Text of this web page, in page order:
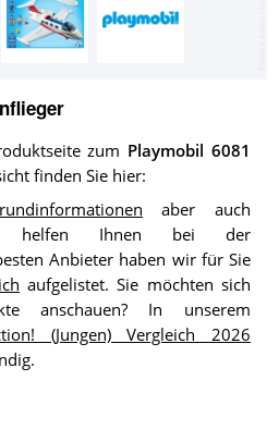
zum Playmobil 6081
finden Sie hier:
aber auch
helfen Ihnen bei der
Anbieter haben wir für Sie
aufgelistet. Sie möchten sich
anschauen? In unserem
(Jungen) Vergleich 2026